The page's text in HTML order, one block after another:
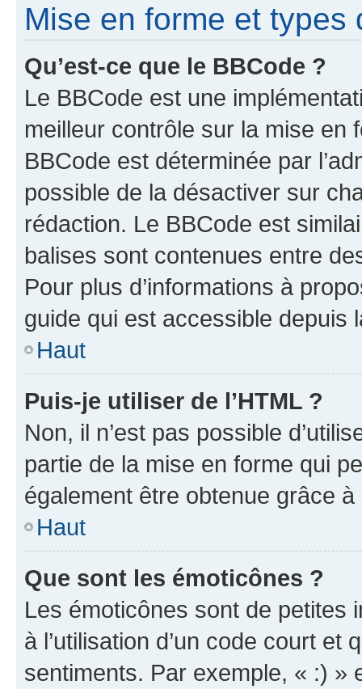
Mise en forme et types
Qu’est-ce que le BBCode ?
Le BBCode est une
meilleur contrôle sur la mise en
BBCode est déterminée par
possible de la désactiver sur
rédaction. Le BBCode est
balises sont contenues entre
Pour plus d’informations à
guide qui est accessible depuis
Haut
Puis-je utiliser de l’HTML ?
Non, il n’est pas possible
partie de la mise en forme qui
également être obtenue grâce à
Haut
Que sont les émoticônes ?
Les émoticônes sont de petites
à l’utilisation d’un code court et
sentiments. Par exemple, « :) »